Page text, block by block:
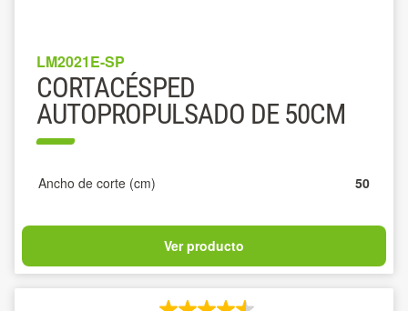
LM2021E-SP
CORTACÉSPED
AUTOPROPULSADO DE 50CM
Ancho de corte (cm) 50
Ver producto